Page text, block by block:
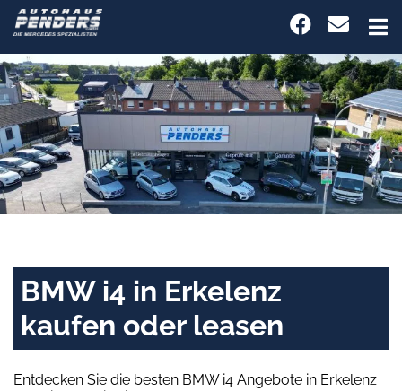
BMW i4 in Erkelenz
kaufen oder leasen
Entdecken Sie die besten BMW i4 Angebote in Erkelenz